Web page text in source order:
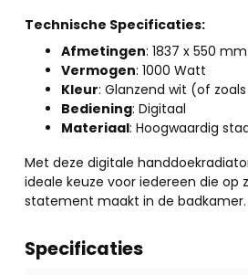
Technische Specificaties:
Afmetingen: 1837 x 550 mm
Vermogen: 1000 Watt
Kleur: Glanzend wit (of
Bediening: Digitaal
Materiaal: Hoogwaardig
Met deze digitale
ideale keuze voor iedereen die op
statement maakt in de badkamer.
Specificaties